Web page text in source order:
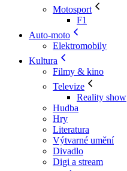
Motosport
F1
Auto-moto
Elektromobily
Kultura
Filmy & kino
Televize
Reality show
Hudba
Hry
Literatura
Výtvarné umění
Divadlo
Digi a stream